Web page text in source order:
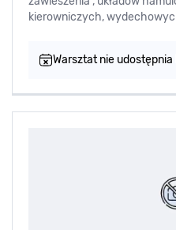
kierowniczych,
Warsztat nie